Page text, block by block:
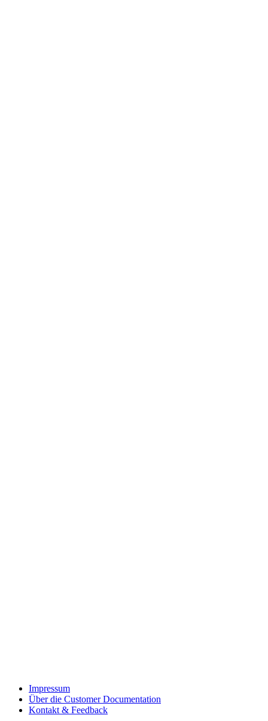
Impressum
Über die Customer Documentation
Kontakt & Feedback